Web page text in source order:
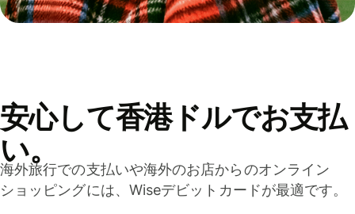
安心して香港ドルでお支払
い。
海外旅行での支払いや海外のお店からのオンライン
ショッピングには、Wiseデビットカードが最適です。